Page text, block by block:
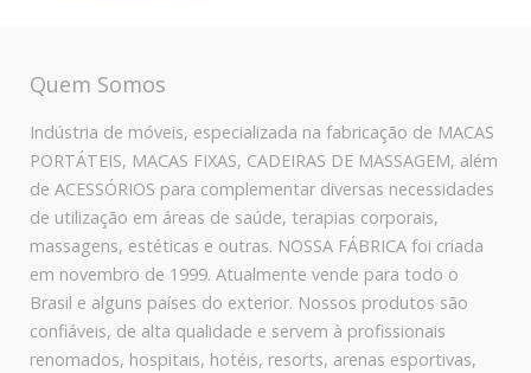
Quem Somos
Indústria de móveis, especializada na fabricação de MACAS
PORTÁTEIS, MACAS FIXAS, CADEIRAS DE MASSAGEM, além
de ACESSÓRIOS para complementar diversas necessidades
de utilização em áreas de saúde, terapias corporais,
massagens, estéticas e outras. NOSSA FÁBRICA foi criada
em novembro de 1999. Atualmente vende para todo o
Brasil e alguns países do exterior. Nossos produtos são
confiáveis, de alta qualidade e servem à profissionais
renomados, hospitais, hotéis, resorts, arenas esportivas,